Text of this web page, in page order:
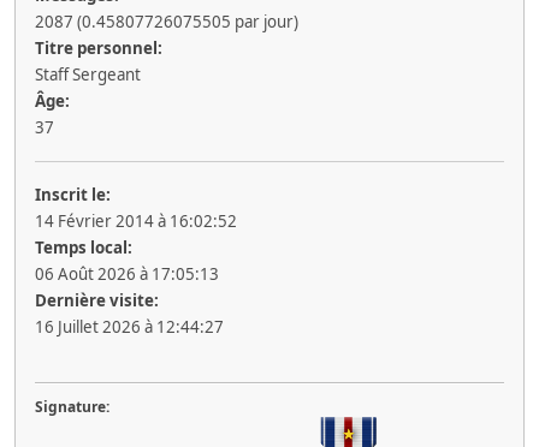
2087 (0.45807726075505 par jour)
Titre personnel:
Staff Sergeant
Âge:
37
Inscrit le:
14 Février 2014 à 16:02:52
Temps local:
06 Août 2026 à 17:05:13
Dernière visite:
16 Juillet 2026 à 12:44:27
Signature: